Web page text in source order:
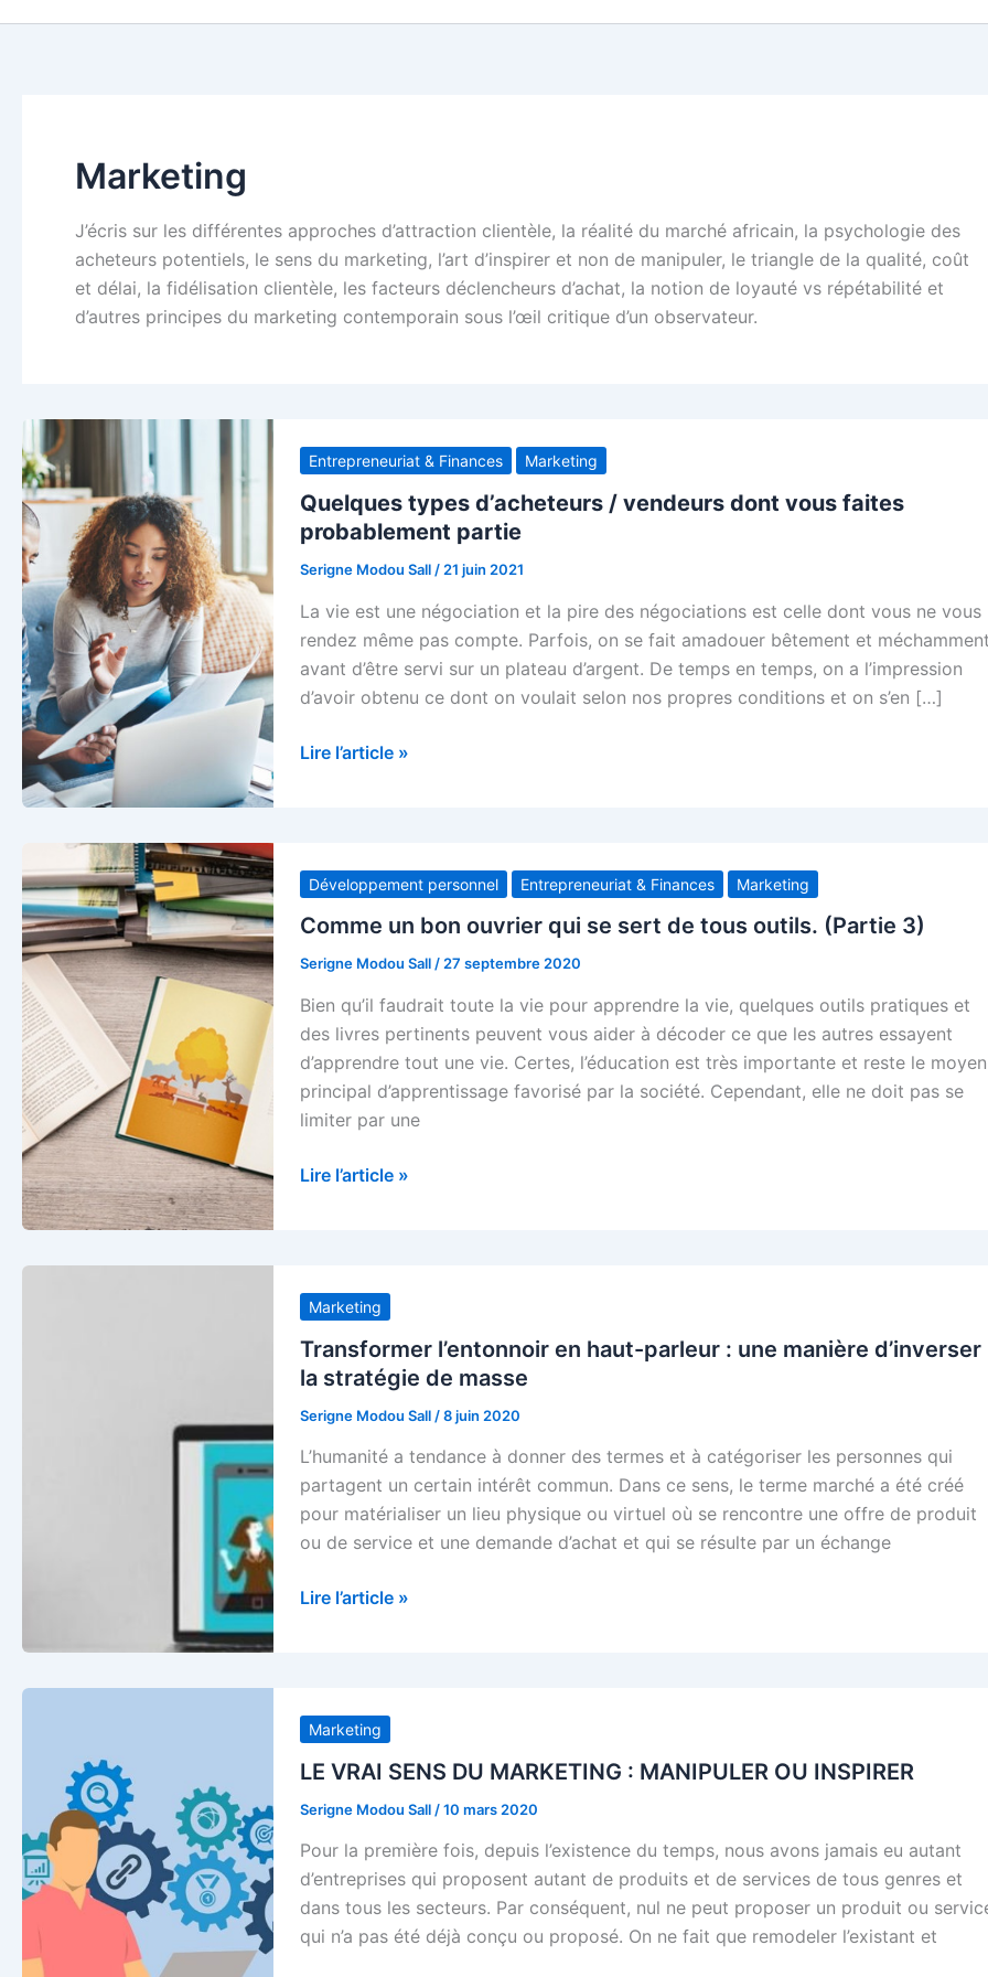
Marketing
J’écris sur les différentes approches d’attraction clientèle, la réalité du marché africain, la psychologie des
acheteurs potentiels, le sens du marketing, l’art d’inspirer et non de manipuler, le triangle de la qualité, coût
et délai, la fidélisation clientèle, les facteurs déclencheurs d’achat, la notion de loyauté vs répétabilité et
d’autres principes du marketing contemporain sous l’œil critique d’un observateur.
Entrepreneuriat & Finances Marketing
Quelques types d’acheteurs / vendeurs dont vous faites
probablement partie
Serigne Modou Sall/21 juin 2021
La vie est une négociation et la pire des négociations est celle dont vous ne vous
rendez même pas compte. Parfois, on se fait amadouer bêtement et méchamment
avant d’être servi sur un plateau d’argent. De temps en temps, on a l’impression
d’avoir obtenu ce dont on voulait selon nos propres conditions et on s’en […]
Quelques
vendeurs
dont
vous
partie
Lire l’article »
Développement personnel Entrepreneuriat & Finances Marketing
Comme un bon ouvrier qui se sert de tous outils. (Partie 3)
Serigne Modou Sall/27 septembre 2020
Bien qu’il faudrait toute la vie pour apprendre la vie, quelques outils pratiques et
des livres pertinents peuvent vous aider à décoder ce que les autres essayent
d’apprendre tout une vie. Certes, l’éducation est très importante et reste le moyen
principal d’apprentissage favorisé par la société. Cependant, elle ne doit pas se
limiter par une
Comme
qui
se
sert
de
(Partie
3)
Lire l’article »
Marketing
Transformer l’entonnoir en haut-parleur : une manière d’inverser
la stratégie de masse
Serigne Modou Sall /8 juin 2020
L’humanité a tendance à donner des termes et à catégoriser les personnes qui
partagent un certain intérêt commun. Dans ce sens, le terme marché a été créé
pour matérialiser un lieu physique ou virtuel où se rencontre une offre de produit
ou de service et une demande d’achat et qui se résulte par un échange
Transformer
parleur
:
une
la
stratégie
de
masse
Lire l’article »
Marketing
LE VRAI SENS DU MARKETING : MANIPULER OU INSPIRER
Serigne Modou Sall /10 mars 2020
Pour la première fois, depuis l’existence du temps, nous avons jamais eu autant
d’entreprises qui proposent autant de produits et de services de tous genres et
dans tous les secteurs. Par conséquent, nul ne peut proposer un produit ou
qui n’a pas été déjà conçu ou proposé. On ne fait que remodeler l’existant et